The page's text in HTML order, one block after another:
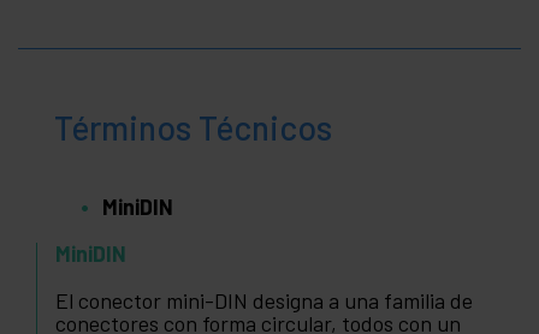
Términos Técnicos
MiniDIN
MiniDIN
El conector mini-DIN designa a una familia de
conectores con forma circular, todos con un